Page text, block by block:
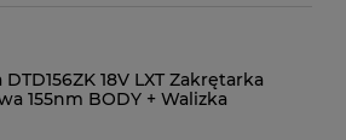
18V LXT Zakrętarka
155nm BODY + Walizka